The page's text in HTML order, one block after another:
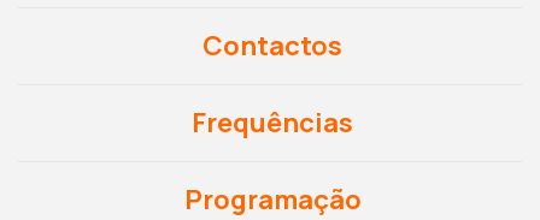
Contactos
Frequências
Programação